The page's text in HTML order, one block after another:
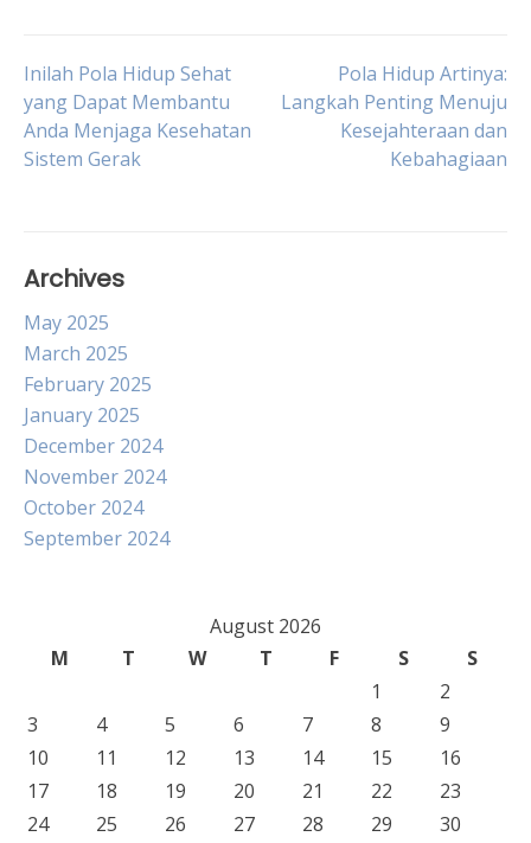
Post
navigation
Inilah Pola Hidup Sehat
yang Dapat Membantu
Anda Menjaga Kesehatan
Sistem Gerak
Pola Hidup Artinya:
Langkah Penting Menuju
Kesejahteraan dan
Kebahagiaan
Archives
May 2025
March 2025
February 2025
January 2025
December 2024
November 2024
October 2024
September 2024
August 2026
M
T W T F S
S
1
2
3
4 5 6 7 8
9
10
11 12 13 14 15
16
17
18 19 20 21 22
23
24
25 26 27 28 29
30